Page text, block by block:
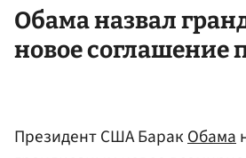
Обама назвал
новое соглашение
Президент США БаракОбама